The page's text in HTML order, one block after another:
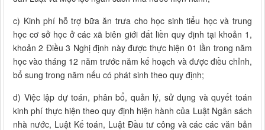
c) Kinh phí hỗ trợ bữa ăn trưa cho học sinh tiểu học và trung
học cơ sở học ở các xã biên giới đất liền quy định tại khoản 1,
khoản 2 Điều 3 Nghị định này được thực hiện 01 lần trong năm
học vào tháng 12 năm trước năm kế hoạch và được điều chỉnh,
bổ sung trong năm nếu có phát sinh theo quy định;
d) Việc lập dự toán, phân bổ, quản lý, sử dụng và quyết toán
kinh phí thực hiện theo quy định hiện hành của Luật Ngân sách
nhà nước, Luật Kế toán, Luật Đầu tư công và các các văn bản